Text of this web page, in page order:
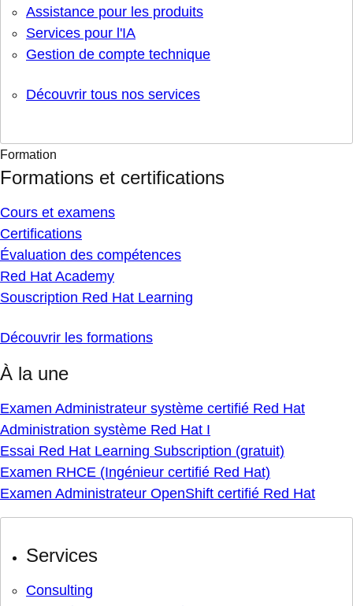
Assistance pour les produits
Services pour l'IA
Gestion de compte technique
Découvrir tous nos services
Formation
Formations et certifications
Cours et examens
Certifications
Évaluation des compétences
Red Hat Academy
Souscription Red Hat Learning
Découvrir les formations
À la une
Examen Administrateur système certifié Red Hat
Administration système Red Hat I
Essai Red Hat Learning Subscription (gratuit)
Examen RHCE (Ingénieur certifié Red Hat)
Examen Administrateur OpenShift certifié Red Hat
Services
Consulting